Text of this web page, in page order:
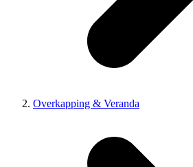
Overkapping & Veranda